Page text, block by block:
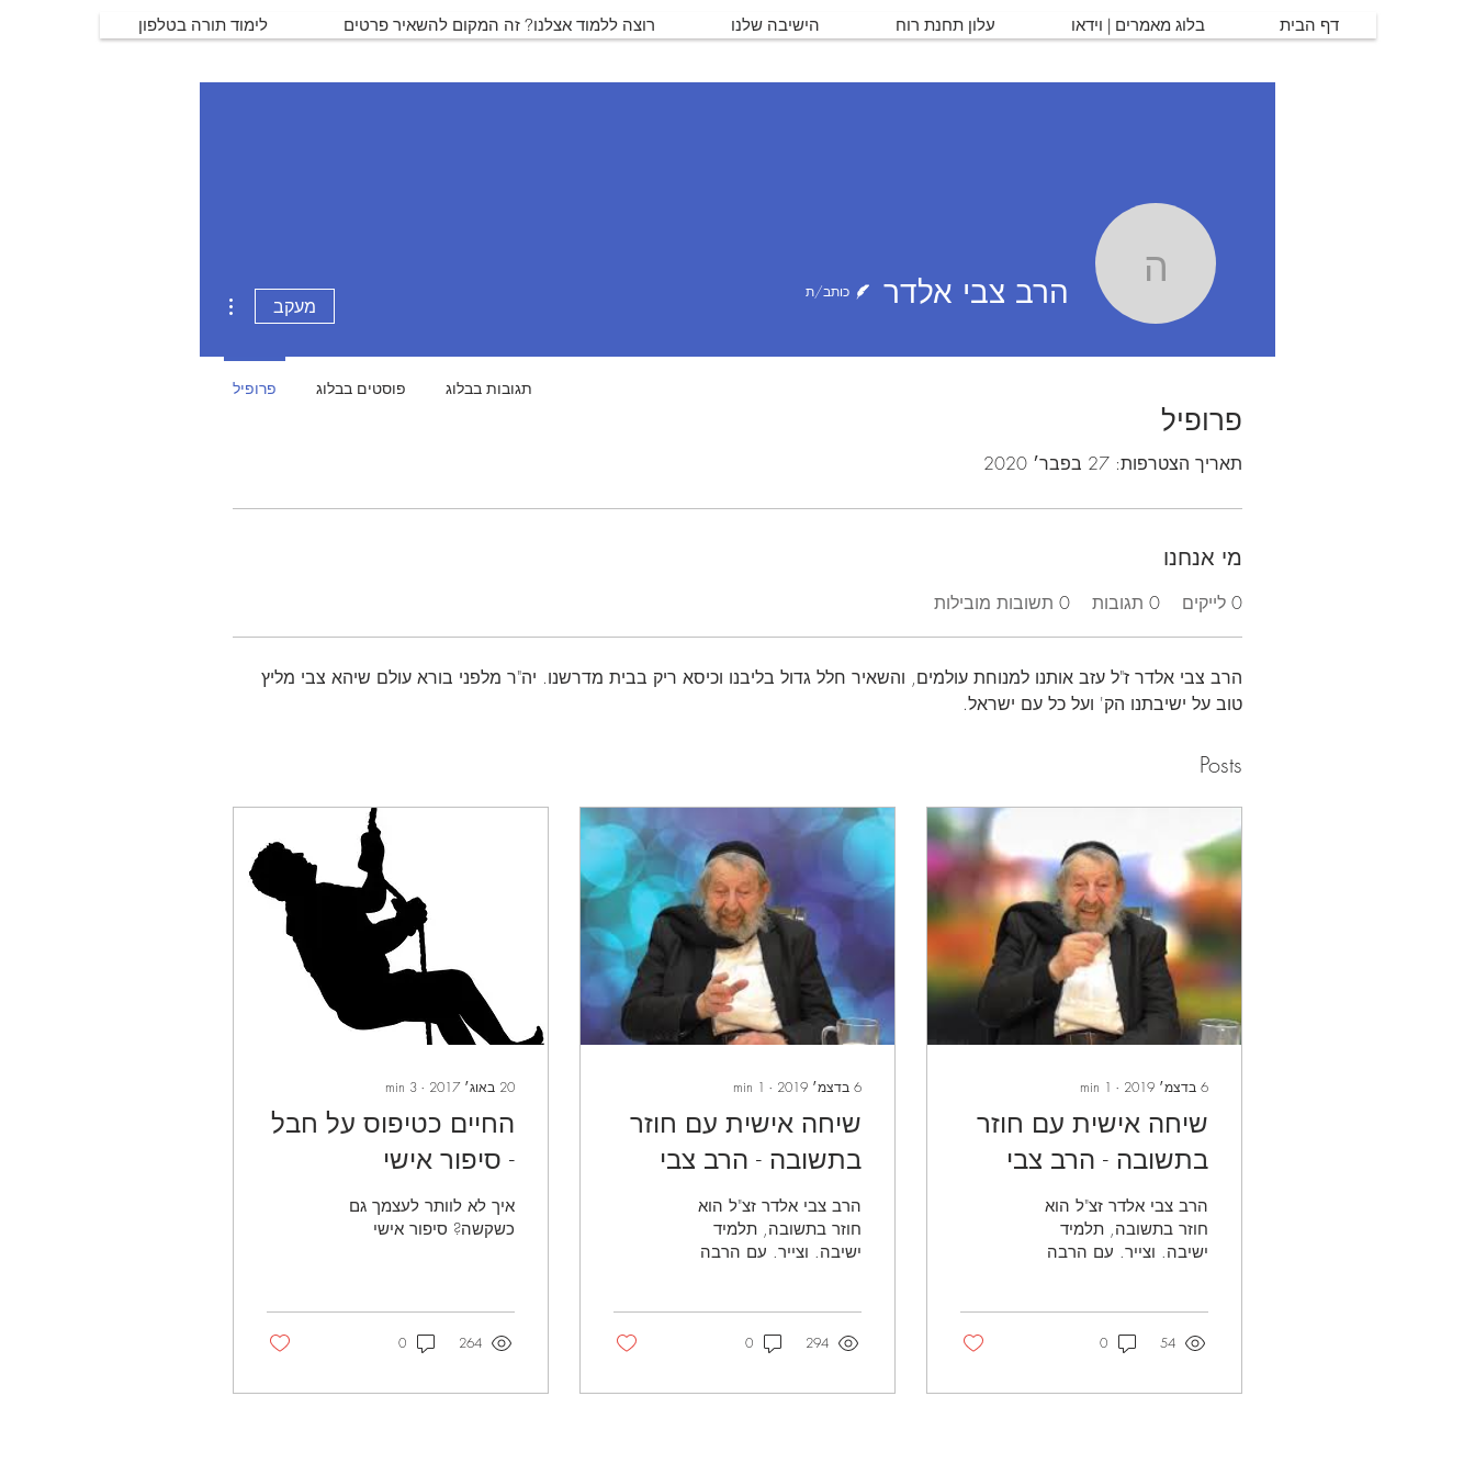
דף הבית בלוג מאמרים | וידאו עלון תחנת רוח הישיבה שלנו רוצה ללמוד אצלנו? זה המקום להשאיר פרטים לימוד תורה בטלפון
פרופיל
תאריך הצטרפות: 27 בפבר׳ 2020
מי אנחנו
0 לייקים 0 תגובות 0 תשובות מובילות
הרב צבי אלדר ז"ל עזב אותנו למנוחת עולמים, והשאיר חלל גדול בליבנו וכיסא ריק בבית מדרשנו. יה"ר מלפני בורא עולם שיהא צבי מליץ
טוב על ישיבתנו הק' ועל כל עם ישראל.
Posts
6 בדצמ׳ 2019 ∙
1
min
שיחה אישית עם חוזר
בתשובה - הרב צבי
אלדר זצ"ל - חלק ב
(VOD)
הרב צבי אלדר זצ"ל הוא
חוזר בתשובה, תלמיד
ישיבה. וצייר. עם הרבה
אישית עם...
54
0
6 בדצמ׳ 2019 ∙
1
min
שיחה אישית עם חוזר
בתשובה - הרב צבי
אלדר זצ"ל - חלק א
הרב צבי אלדר זצ"ל הוא
חוזר בתשובה, תלמיד
ישיבה. וצייר. עם הרבה
אישית עם...
294
0
20 באוג׳ 2017 ∙
3
min
החיים כטיפוס על חבל
- סיפור אישי
איך לא לוותר לעצמך גם
כשקשה? סיפור אישי
264
0
הרב צבי אלדר
הרב צבי אלדר כותב/ת
מעקב
פרופיל פוסטים בבלוג תגובות בבלוג